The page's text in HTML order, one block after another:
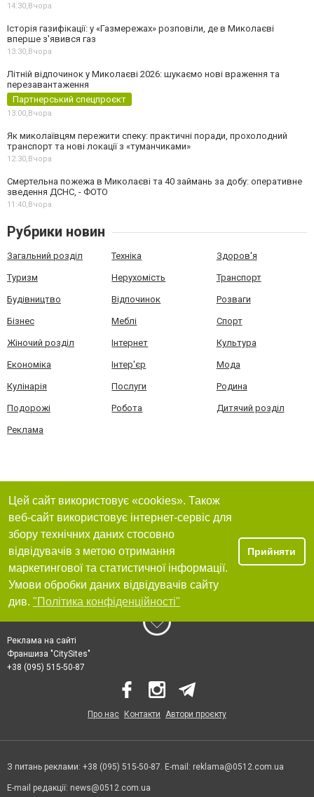
14:30, Вчора
Історія газифікації: у «Газмережах» розповіли, де в Миколаєві
вперше з'явився газ
13:30, Вчора
Літній відпочинок у Миколаєві 2026: шукаємо нові враження та
перезавантаження
Партнерський спецпроєкт
13:00, Вчора
Як миколаївцям пережити спеку: практичні поради, прохолодний
транспорт та нові локації з «туманчиками»
12:30, Вчора
Смертельна пожежа в Миколаєві та 40 займань за добу: оперативне
зведення ДСНС, - ФОТО
11:40, Вчора
Рубрики новин
Загальний розділ Техніка Здоров'я
Туризм Нерухомість Транспорт
Будівництво Відпочинок Розваги
Бізнес Меблі Спорт
Жіночий розділ Інтернет Культура
Економіка Інтер'єр Мода
Кулінарія Послуги Родина
Подорожі Робота Дитячий розділ
Реклама
Цей сайт використовує «cookies». Також
веб-сайт використовує інтернет-сервіс для
збору технічних даних стосовно
відвідувачів з метою отримання
маркетингової та статистичної інформації.
Умови обробки даних відвідувачів сайту
див. "Політика конфіденційності"
Прийняти
Реклама на сайті
Франшиза "CitySites"
+38 (095) 515-50-87
Про нас Контакти Автори проєкту
З питань реклами: +38 (095) 515-50-87. E-mail: reklama@0512.com.ua
E-mail редакції: news@0512.com.ua